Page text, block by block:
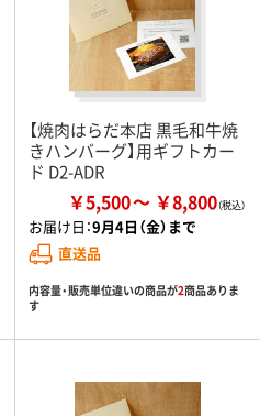
【焼肉はらだ本店 黒毛和牛焼
きハンバーグ】用ギフトカー
ド D2-ADR
￥5,500 ￥8,800
お届け日：9月4日（金）まで
直送品
内容量・販売単位違いの商品が2商品ありま
す